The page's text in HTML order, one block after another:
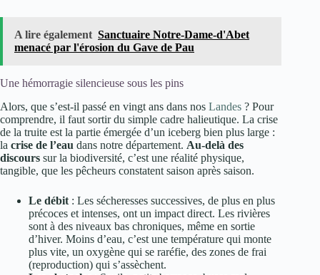
A lire également Sanctuaire Notre-Dame-d'Abet
menacé par l'érosion du Gave de Pau
Une hémorragie silencieuse sous les pins
Alors, que s’est-il passé en vingt ans dans nos Landes ? Pour
comprendre, il faut sortir du simple cadre halieutique. La crise
de la truite est la partie émergée d’un iceberg bien plus large :
la crise de l’eau dans notre département. Au-delà des
discours sur la biodiversité, c’est une réalité physique,
tangible, que les pêcheurs constatent saison après saison.
Le débit : Les sécheresses successives, de plus en plus
précoces et intenses, ont un impact direct. Les rivières
sont à des niveaux bas chroniques, même en sortie
d’hiver. Moins d’eau, c’est une température qui monte
plus vite, un oxygène qui se raréfie, des zones de frai
(reproduction) qui s’assèchent.